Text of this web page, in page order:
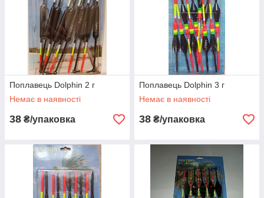
Поплавець Dolphin 2 г
Немає в наявності
38 ₴/упаковка
Поплавець Dolphin 3 г
Немає в наявності
38 ₴/упаковка